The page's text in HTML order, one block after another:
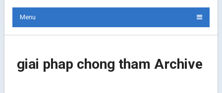
Menu
giai phap chong tham Archive